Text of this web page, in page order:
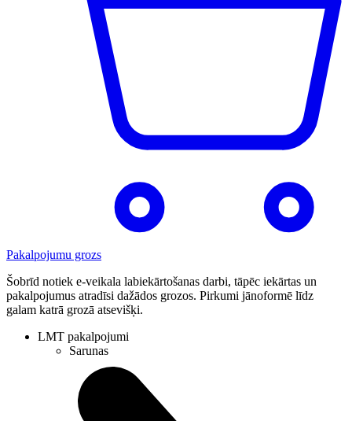
Pakalpojumu grozs
Šobrīd notiek e-veikala labiekārtošanas darbi, tāpēc iekārtas un
pakalpojumus atradīsi dažādos grozos. Pirkumi jānoformē līdz
galam katrā grozā atsevišķi.
LMT pakalpojumi
Sarunas